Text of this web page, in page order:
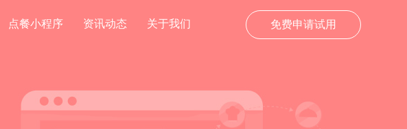
免费申请试用
点餐小程序 资讯动态 关于我们